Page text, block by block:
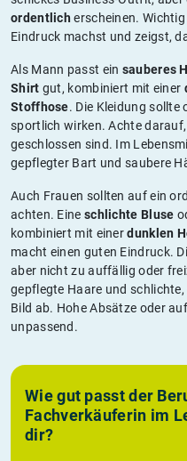
ordentlich erscheinen.
Eindruck machst und zeigst,
Als Mann passt ein sauberes
Shirt gut, kombiniert mit einer
Stoffhose. Die Kleidung
sportlich wirken. Achte
geschlossen sind. Im
gepflegter Bart und saubere
Auch Frauen sollten auf ein
achten. Eine schlichte Bluse
kombiniert mit einerdunklen
macht einen guten Eindruck.
aber nicht zu auffällig oder
gepflegte Haare und
Bild ab. Hohe Absätze oder
unpassend.
Wie gut passt der
Fachverkäuferin im
dir?